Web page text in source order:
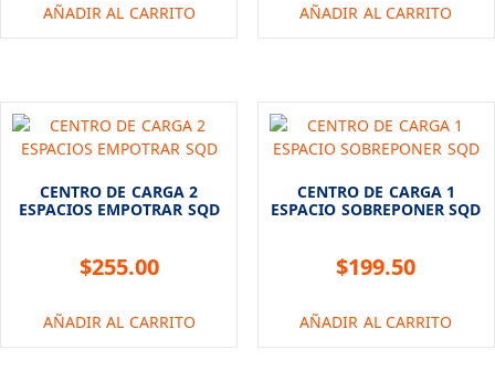
AÑADIR AL CARRITO AÑADIR AL CARRITO
CENTRO DE CARGA 2
ESPACIOS EMPOTRAR SQD
$255.00
AÑADIR AL CARRITO
CENTRO DE CARGA 1
ESPACIO SOBREPONER SQD
$199.50
AÑADIR AL CARRITO